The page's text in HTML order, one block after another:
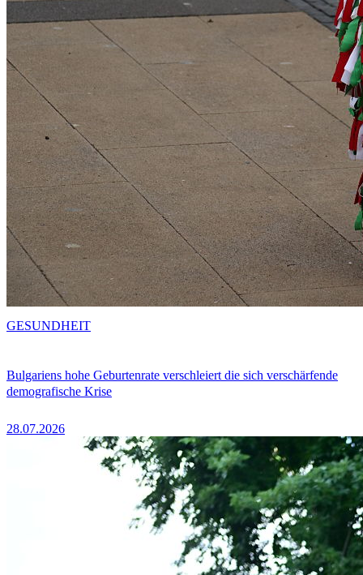
Bulgariens hohe Geburtenrate verschleiert die sich verschärfende
demografische Krise
28.07.2026
GESUNDHEIT